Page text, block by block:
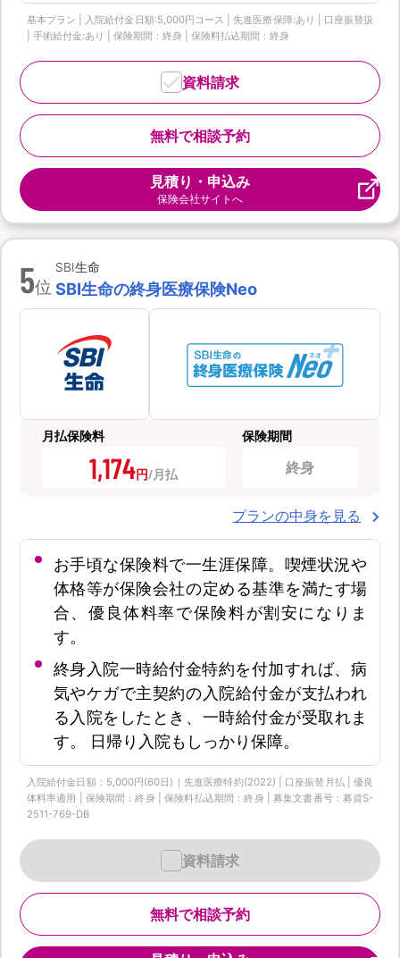
基本プラン | 入院給付金日額:5,000円コース | 先進医療保障:あり | 口座振替扱
| 手術給付金:あり | 保険期間：終身 | 保険料払込期間：終身
無料で相談予約
資料請求
見積り・申込み
保険会社サイトへ
5位
SBI生命
SBI生命の終身医療保険Neo
月払保険料
1,174円
保険期間
終身
プランの中身を見る
お手頃な保険料で一生涯保障。喫煙状況や
体格等が保険会社の定める基準を満たす場
合、優良体料率で保険料が割安になりま
す。
終身入院一時給付金特約を付加すれば、病
気やケガで主契約の入院給付金が支払われ
る入院をしたとき、一時給付金が受取れま
す。 日帰り入院もしっかり保障。
入院給付金日額：5,000円(60日)｜先進医療特約(2022) | 口座振替月払 | 優良
体料率適用 | 保険期間：終身 | 保険料払込期間：終身 | 募集文書番号：募資S-
2511-769-DB
無料で相談予約
資料請求